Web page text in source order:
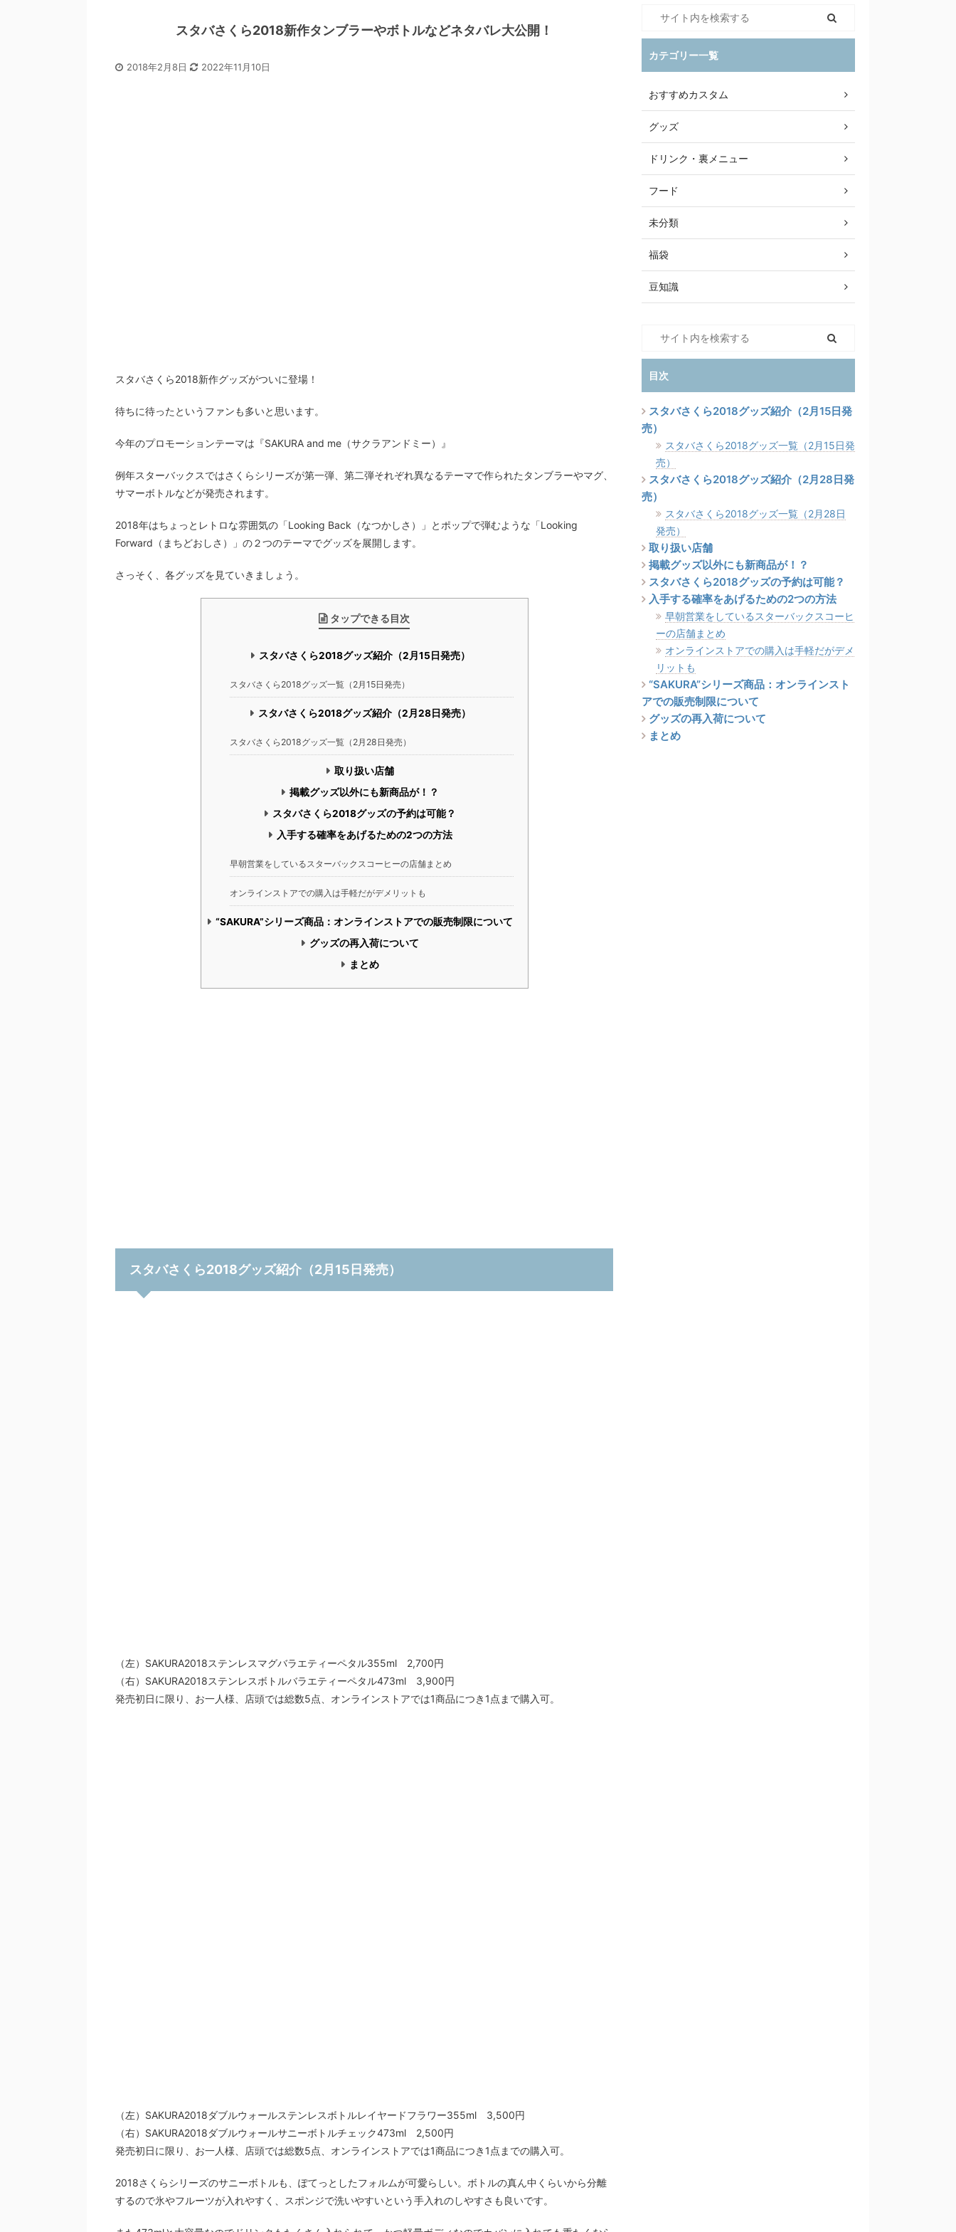
スタバさくら2018新作タンブラーやボトルなどネタバレ大公開！
2018年2月8日 2022年11月10日
スタバさくら2018新作グッズがついに登場！
待ちに待ったというファンも多いと思います。
今年のプロモーションテーマは『SAKURA and me（サクラアンドミー）』
例年スターバックスではさくらシリーズが第一弾、第二弾それぞれ異なるテーマで作られたタンブラーやマグ、
サマーボトルなどが発売されます。
2018年はちょっとレトロな雰囲気の「Looking Back（なつかしさ）」とポップで弾むような「Looking
Forward（まちどおしさ）」の２つのテーマでグッズを展開します。
さっそく、各グッズを見ていきましょう。
タップできる目次
スタバさくら2018グッズ紹介（2月15日発売）
スタバさくら2018グッズ一覧（2月15日発売）
スタバさくら2018グッズ紹介（2月28日発売）
スタバさくら2018グッズ一覧（2月28日発売）
取り扱い店舗
掲載グッズ以外にも新商品が！？
スタバさくら2018グッズの予約は可能？
入手する確率をあげるための2つの方法
早朝営業をしているスターバックスコーヒーの店舗まとめ
オンラインストアでの購入は手軽だがデメリットも
“SAKURA”シリーズ商品：オンラインストアでの販売制限について
グッズの再入荷について
まとめ
スタバさくら2018グッズ紹介（2月15日発売）
（左）SAKURA2018ステンレスマグバラエティーペタル355ml 2,700円
（右）SAKURA2018ステンレスボトルバラエティーペタル473ml 3,900円
発売初日に限り、お一人様、店頭では総数5点、オンラインストアでは1商品につき1点まで購入可。
（左）SAKURA2018ダブルウォールステンレスボトルレイヤードフラワー355ml 3,500円
（右）SAKURA2018ダブルウォールサニーボトルチェック473ml 2,500円
発売初日に限り、お一人様、店頭では総数5点、オンラインストアでは1商品につき1点までの購入可。
2018さくらシリーズのサニーボトルも、ぽてっとしたフォルムが可愛らしい。ボトルの真ん中くらいから分離
するので氷やフルーツが入れやすく、スポンジで洗いやすいという手入れのしやすさも良いです。
カテゴリー一覧
おすすめカスタム
グッズ
ドリンク・裏メニュー
フード
未分類
福袋
豆知識
目次
スタバさくら2018グッズ紹介（2月15日発
売）
スタバさくら2018グッズ一覧（2月15日発
売）
スタバさくら2018グッズ紹介（2月28日発
売）
スタバさくら2018グッズ一覧（2月28日
発売）
取り扱い店舗
掲載グッズ以外にも新商品が！？
スタバさくら2018グッズの予約は可能？
入手する確率をあげるための2つの方法
早朝営業をしているスターバックスコーヒ
ーの店舗まとめ
オンラインストアでの購入は手軽だがデメ
リットも
“SAKURA”シリーズ商品：オンラインスト
アでの販売制限について
グッズの再入荷について
まとめ